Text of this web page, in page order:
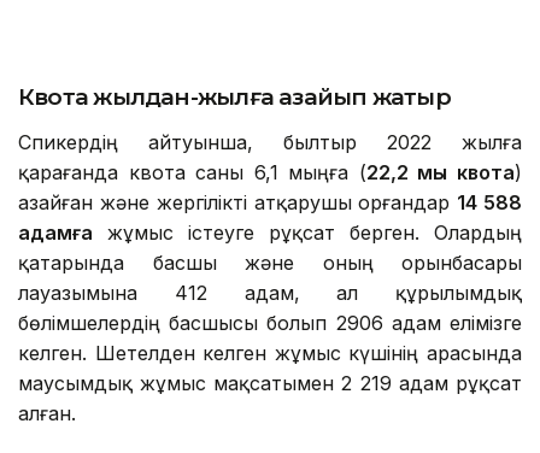
Квота жылдан-жылға азайып жатыр
Спикердің айтуынша, былтыр 2022 жылға
қарағанда квота саны 6,1 мыңға (22,2 мың квота)
азайған және жергілікті атқарушы орғандар 14 588
адамға жұмыс істеуге рұқсат берген. Олардың
қатарында басшы және оның орынбасары
лауазымына 412 адам, ал құрылымдық
бөлімшелердің басшысы болып 2906 адам елімізге
келген. Шетелден келген жұмыс күшінің арасында
маусымдық жұмыс мақсатымен 2 219 адам рұқсат
алған.